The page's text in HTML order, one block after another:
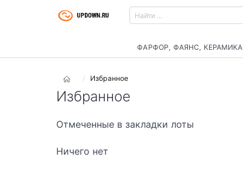
ФАРФОР, ФАЯНС, КЕРАМИКА
Избранное
Избранное
Отмеченные в закладки лоты
Ничего нет